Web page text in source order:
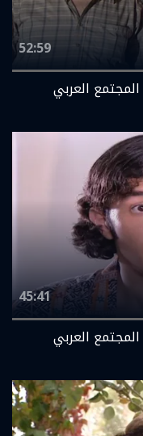
52:59
العربي
45:41
العربي